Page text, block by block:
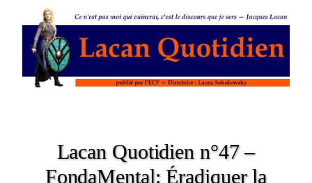
Lacan Quotidien n°47 –
FondaMental: Éradiquer la